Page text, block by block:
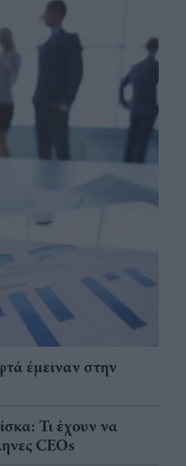
έμειναν στην
Τι έχουν να
CEOs